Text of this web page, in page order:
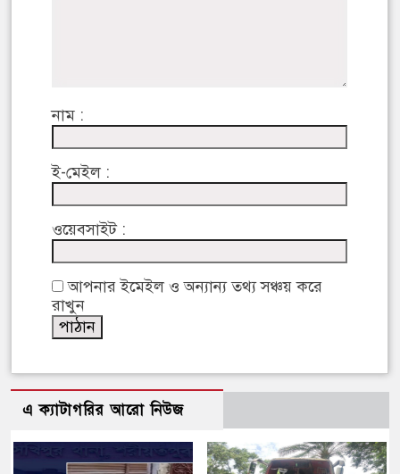
নাম :
ই-মেইল :
ওয়েবসাইট :
আপনার ইমেইল ও অন্যান্য তথ্য সঞ্চয় করে
রাখুন
এ ক্যাটাগরির আরো নিউজ